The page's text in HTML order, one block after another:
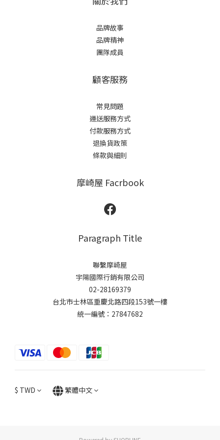
品牌故事
品牌精神
團隊成員
顧客服務
常見問題
運送服務方式
付款服務方式
退換貨政策
條款與細則
摩崎屋 Facrbook
Paragraph Title
聯繫摩崎屋
宇陽國際行銷有限公司
02-28169379
台北市士林區重慶北路四段153號一樓
統一編號：27847682
$ TWD 繁體中文